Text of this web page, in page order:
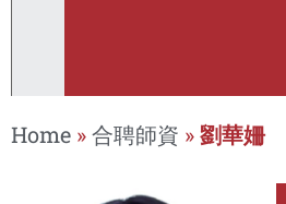
Home »合聘師資 »劉華姍